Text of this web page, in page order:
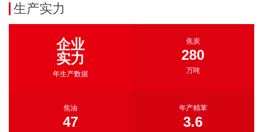
生产实力
企业
实力
年生产数据
焦炭
280
万吨
焦油
47
年产精苯
3.6